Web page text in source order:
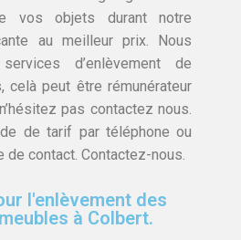
vos objets durant notre
au meilleur prix. Nous
d’enlèvement de
celà peut être rémunérateur
pas contactez nous.
de tarif par téléphone ou
de contact. Contactez-nous.
l'enlèvement des
à Colbert.